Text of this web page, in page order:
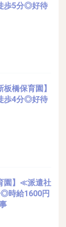
歩5分◎好待
板橋保育園】
歩4分◎好待
園】≪派遣社
時給1600円